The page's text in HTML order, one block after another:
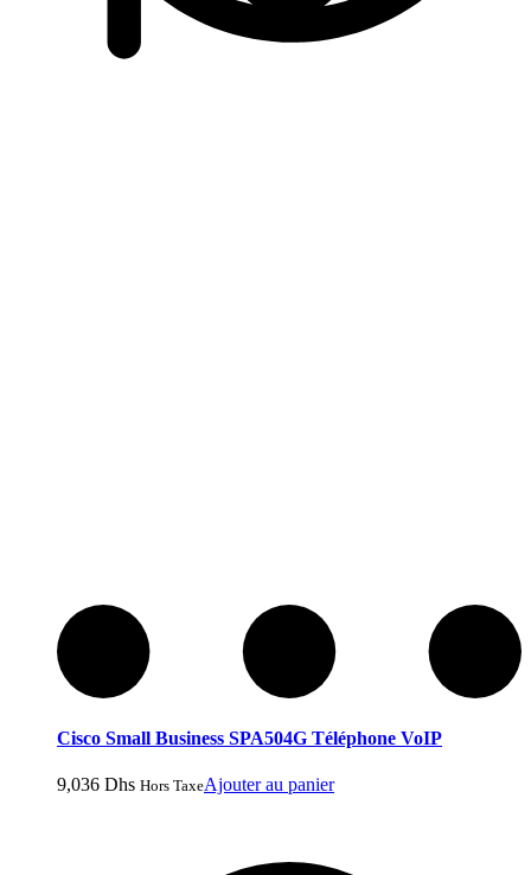
Cisco Small Business SPA504G Téléphone VoIP
9,036 Dhs Hors TaxeAjouter au panier